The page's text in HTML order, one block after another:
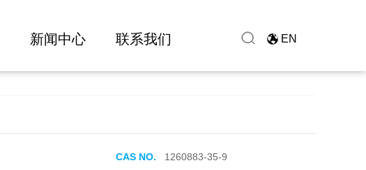
新闻中心 联系我们 EN
CAS NO.
1260883-35-9